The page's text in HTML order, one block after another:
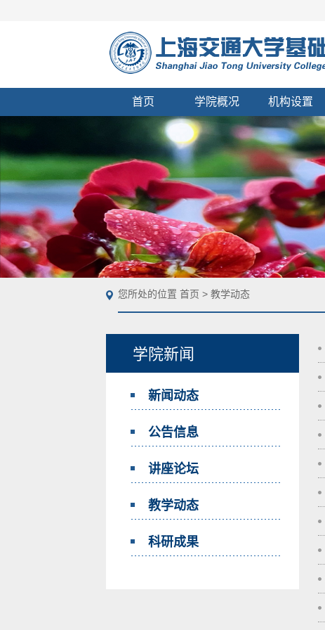
首页 学院概况 机构设置
学院新闻
新闻动态
公告信息
讲座论坛
教学动态
科研成果
您所处的位置 首页 > 教学动态